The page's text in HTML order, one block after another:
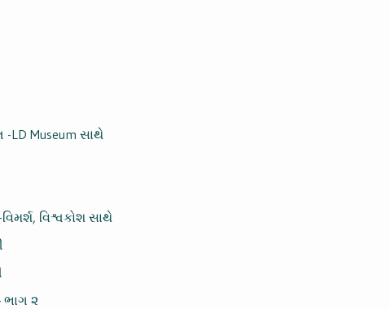
LD Museum સાથે
વિશ્વકોશ સાથે
ભાગ ૨